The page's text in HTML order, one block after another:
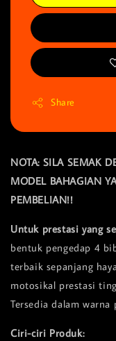
Share
NOTA: SILA SEMAK
MODEL BAHAGIAN
PEMBELIAN!!
Untuk prestasi yang
bentuk pengedap 4
terbaik sepanjang
motosikal prestasi
Tersedia dalam warna
Ciri-ciri Produk: